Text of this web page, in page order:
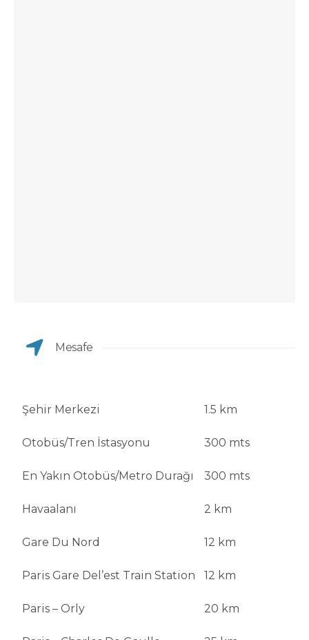
Mesafe
Şehir Merkezi 1.5 km
Otobüs/Tren İstasyonu 300 mts
En Yakın Otobüs/Metro Durağı 300 mts
Havaalanı 2 km
Gare Du Nord 12 km
Paris Gare Del’est Train Station 12 km
Paris – Orly 20 km